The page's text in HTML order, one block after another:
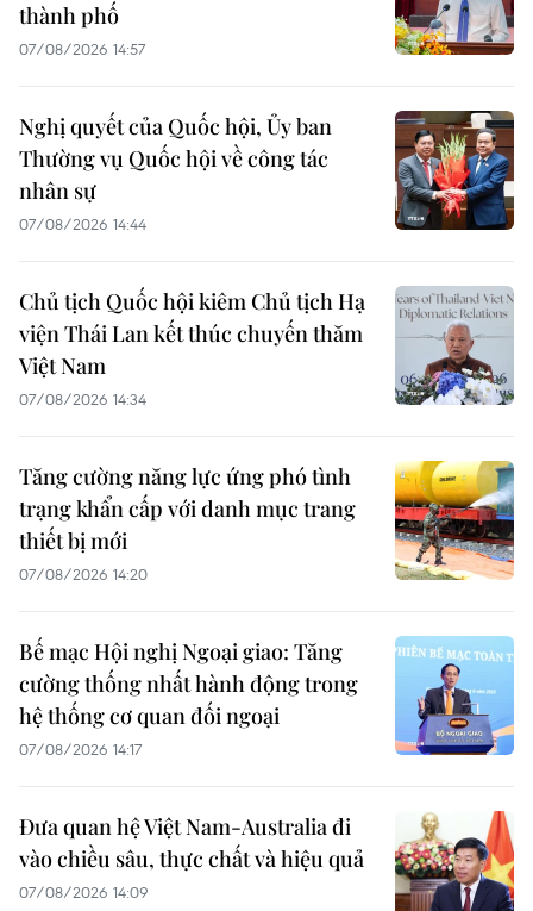
thành phố
07/08/2026 14:57
Nghị quyết của Quốc hội, Ủy ban
Thường vụ Quốc hội về công tác
nhân sự
07/08/2026 14:44
Chủ tịch Quốc hội kiêm Chủ tịch Hạ
viện Thái Lan kết thúc chuyến thăm
Việt Nam
07/08/2026 14:34
Tăng cường năng lực ứng phó tình
trạng khẩn cấp với danh mục trang
thiết bị mới
07/08/2026 14:20
Bế mạc Hội nghị Ngoại giao: Tăng
cường thống nhất hành động trong
hệ thống cơ quan đối ngoại
07/08/2026 14:17
Đưa quan hệ Việt Nam-Australia đi
vào chiều sâu, thực chất và hiệu quả
07/08/2026 14:09